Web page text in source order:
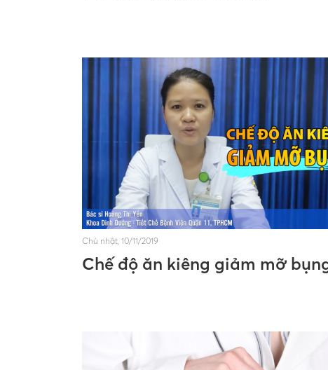
Chủ nhật, 10/11/2019
Chế độ ăn kiêng giảm mỡ